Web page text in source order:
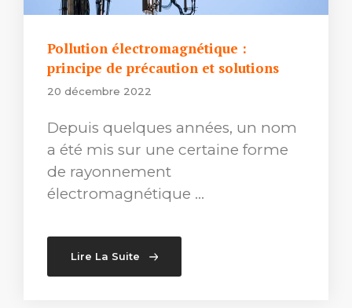
Pollution électromagnétique :
principe de précaution et solutions
20 décembre 2022
Depuis quelques années, un nom
a été mis sur une certaine forme
de rayonnement
électromagnétique …
Lire La Suite